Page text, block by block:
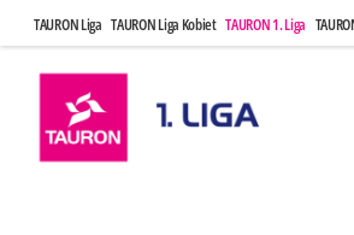
TAURON Liga TAURON Liga Kobiet TAURON 1. Liga